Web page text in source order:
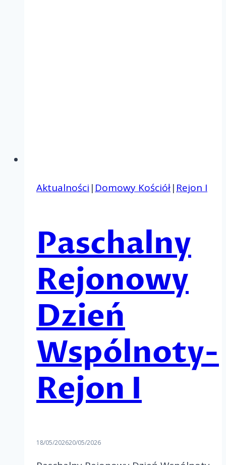
Aktualności | Domowy Kościół| Rejon I
Paschalny
Rejonowy
Dzień
Wspólnoty-
Rejon I
18/05/202620/05/2026